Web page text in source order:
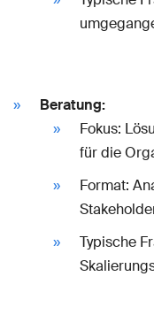
Beratung:
Fokus:
für die
Format:
Typische